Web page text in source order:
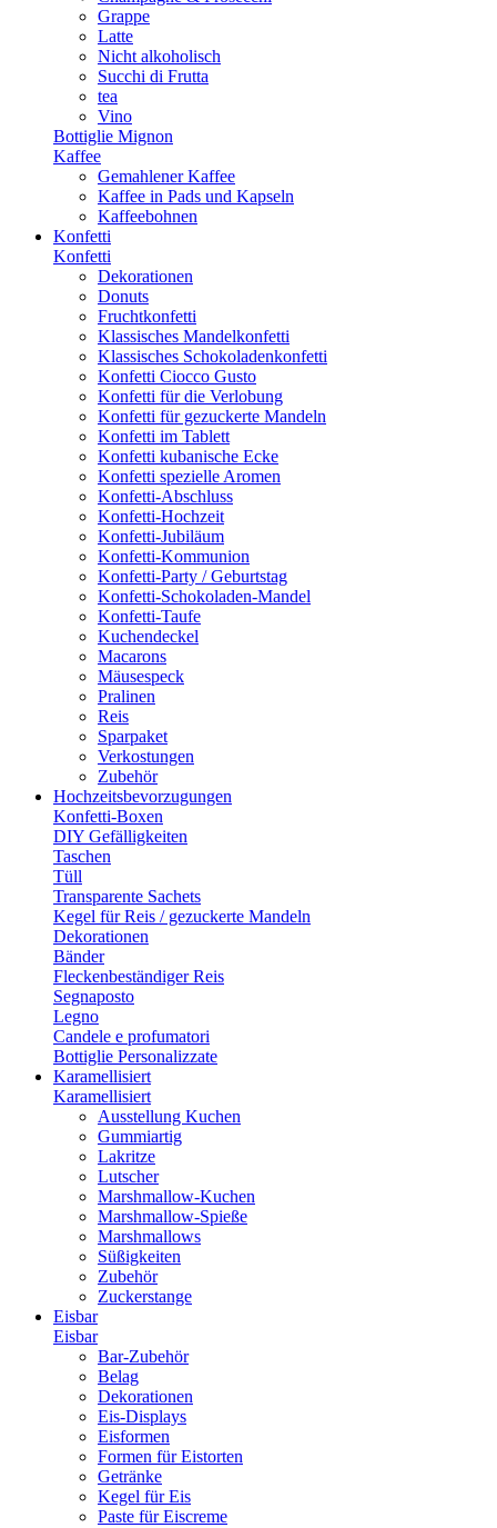
Grappe
Latte
Nicht alkoholisch
Succhi di Frutta
tea
Vino
Bottiglie Mignon
Kaffee
Gemahlener Kaffee
Kaffee in Pads und Kapseln
Kaffeebohnen
Konfetti
Konfetti
Dekorationen
Donuts
Fruchtkonfetti
Klassisches Mandelkonfetti
Klassisches Schokoladenkonfetti
Konfetti Ciocco Gusto
Konfetti für die Verlobung
Konfetti für gezuckerte Mandeln
Konfetti im Tablett
Konfetti kubanische Ecke
Konfetti spezielle Aromen
Konfetti-Abschluss
Konfetti-Hochzeit
Konfetti-Jubiläum
Konfetti-Kommunion
Konfetti-Party / Geburtstag
Konfetti-Schokoladen-Mandel
Konfetti-Taufe
Kuchendeckel
Macarons
Mäusespeck
Pralinen
Reis
Sparpaket
Verkostungen
Zubehör
Hochzeitsbevorzugungen
Konfetti-Boxen
DIY Gefälligkeiten
Taschen
Tüll
Transparente Sachets
Kegel für Reis / gezuckerte Mandeln
Dekorationen
Bänder
Fleckenbeständiger Reis
Segnaposto
Legno
Candele e profumatori
Bottiglie Personalizzate
Karamellisiert
Karamellisiert
Ausstellung Kuchen
Gummiartig
Lakritze
Lutscher
Marshmallow-Kuchen
Marshmallow-Spieße
Marshmallows
Süßigkeiten
Zubehör
Zuckerstange
Eisbar
Eisbar
Bar-Zubehör
Belag
Dekorationen
Eis-Displays
Eisformen
Formen für Eistorten
Getränke
Kegel für Eis
Paste für Eiscreme